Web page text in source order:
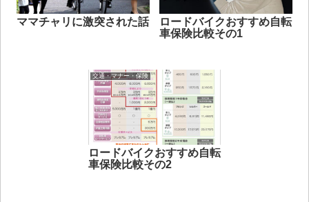
ママチャリに激突された話
ロードバイクおすすめ自転
車保険比較その1
交通・マナー・保険
ロードバイクおすすめ自転
車保険比較その2